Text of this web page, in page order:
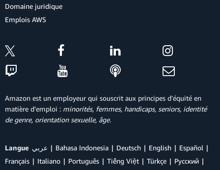
Domaine juridique
Emplois AWS
Amazon est un employeur qui souscrit aux principes d'équité en
matière d'emploi : minorités, femmes, handicaps, seniors, identité
de genre, orientation sexuelle, âge.
Langue عربي Bahasa Indonesia Deutsch English
Español
Français
Italiano Português Tiếng Việt Türkçe
Ρусский